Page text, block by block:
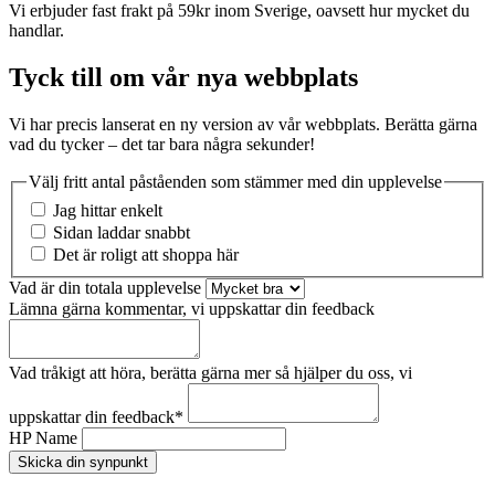
Vi erbjuder fast frakt på 59kr inom Sverige, oavsett hur mycket du
handlar.
Tyck till om vår nya webbplats
Vi har precis lanserat en ny version av vår webbplats. Berätta gärna
vad du tycker – det tar bara några sekunder!
Välj fritt antal påståenden som stämmer med din upplevelse
Jag hittar enkelt
Sidan laddar snabbt
Det är roligt att shoppa här
Vad är din totala upplevelse
Lämna gärna kommentar, vi uppskattar din feedback
Vad tråkigt att höra, berätta gärna mer så hjälper du oss, vi
uppskattar din feedback*
HP Name
Skicka din synpunkt